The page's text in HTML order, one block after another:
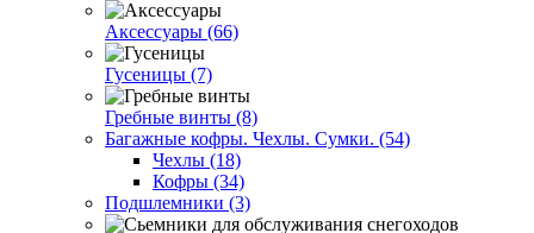
Аксессуары (66)
Гусеницы (7)
Гребные винты (8)
Багажные кофры. Чехлы. Сумки. (54)
Чехлы (18)
Кофры (34)
Подшлемники (3)